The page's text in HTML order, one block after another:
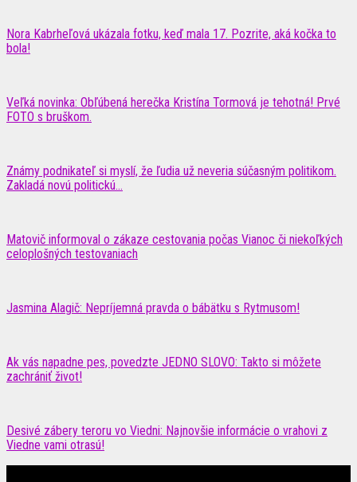
Nora Kabrheľová ukázala fotku, keď mala 17. Pozrite, aká kočka to
bola!
Veľká novinka: Obľúbená herečka Kristína Tormová je tehotná! Prvé
FOTO s bruškom.
Známy podnikateľ si myslí, že ľudia už neveria súčasným politikom.
Zakladá novú politickú...
Matovič informoval o zákaze cestovania počas Vianoc či niekoľkých
celoplošných testovaniach
Jasmina Alagič: Nepríjemná pravda o bábätku s Rytmusom!
Ak vás napadne pes, povedzte JEDNO SLOVO: Takto si môžete
zachrániť život!
Desivé zábery teroru vo Viedni: Najnovšie informácie o vrahovi z
Viedne vami otrasú!